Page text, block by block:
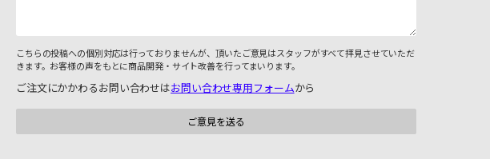
こちらの投稿への個別対応は行っておりませんが、頂いたご意見はスタッフがすべて拝見させていただ
きます。お客様の声をもとに商品開発・サイト改善を行ってまいります。
ご注文にかかわるお問い合わせはお問い合わせ専用フォームから